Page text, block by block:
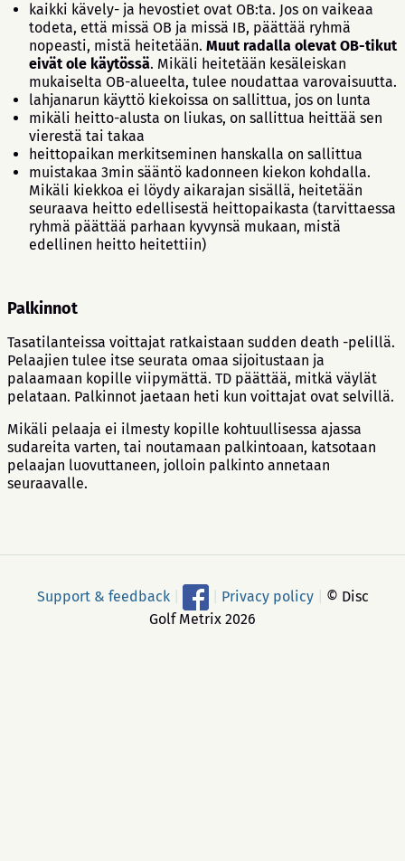
kaikki kävely- ja hevostiet ovat OB:ta. Jos on vaikeaa
todeta, että missä OB ja missä IB, päättää ryhmä
nopeasti, mistä heitetään. Muut radalla olevat OB-tikut
eivät ole käytössä. Mikäli heitetään kesäleiskan
mukaiselta OB-alueelta, tulee noudattaa varovaisuutta.
lahjanarun käyttö kiekoissa on sallittua, jos on lunta
mikäli heitto-alusta on liukas, on sallittua heittää sen
vierestä tai takaa
heittopaikan merkitseminen hanskalla on sallittua
muistakaa 3min sääntö kadonneen kiekon kohdalla.
Mikäli kiekkoa ei löydy aikarajan sisällä, heitetään
seuraava heitto edellisestä heittopaikasta (tarvittaessa
ryhmä päättää parhaan kyvynsä mukaan, mistä
edellinen heitto heitettiin)
Palkinnot
Tasatilanteissa voittajat ratkaistaan sudden death -pelillä.
Pelaajien tulee itse seurata omaa sijoitustaan ja
palaamaan kopille viipymättä. TD päättää, mitkä väylät
pelataan. Palkinnot jaetaan heti kun voittajat ovat selvillä.
Mikäli pelaaja ei ilmesty kopille kohtuullisessa ajassa
sudareita varten, tai noutamaan palkintoaan, katsotaan
pelaajan luovuttaneen, jolloin palkinto annetaan
seuraavalle.
Support & feedback Privacy policy
© Disc
Golf Metrix 2026